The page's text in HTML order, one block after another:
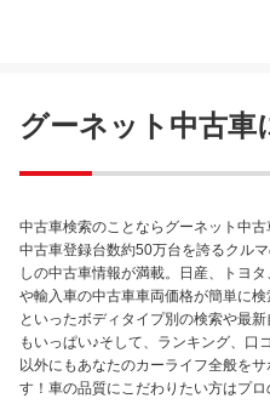
グーネット中古車
中古車検索のことならグーネット中
中古車登録台数約50万台を誇るクル
しの中古車情報が満載。日産、トヨ
や輸入車の中古車車両価格が簡単に
といったボディタイプ別の検索や最
もいっぱい♪そして、ランキング、口
以外にもあなたのカーライフ全般を
す！車の品質にこだわりたい方はプ